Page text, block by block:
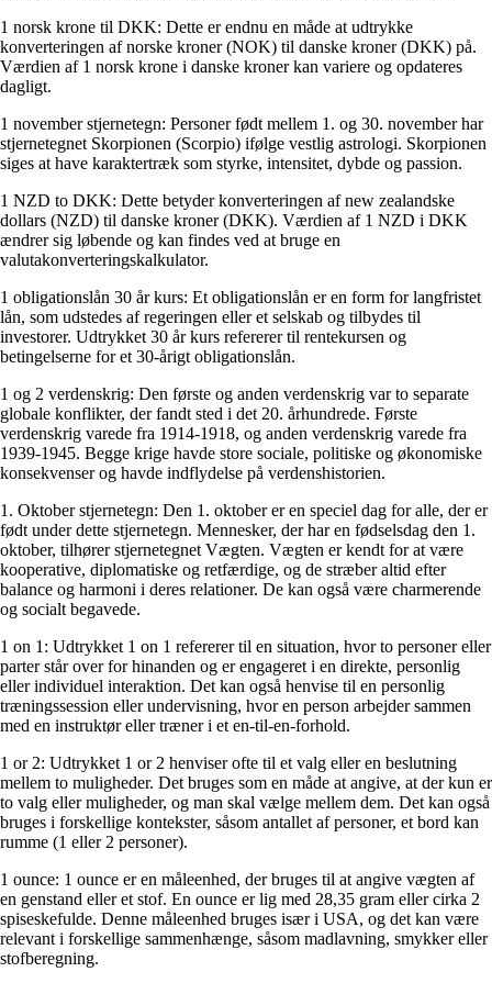
1 norsk krone til DKK: Dette er endnu en måde at udtrykke
konverteringen af norske kroner (NOK) til danske kroner (DKK) på.
Værdien af 1 norsk krone i danske kroner kan variere og opdateres
dagligt.
1 november stjernetegn: Personer født mellem 1. og 30. november har
stjernetegnet Skorpionen (Scorpio) ifølge vestlig astrologi. Skorpionen
siges at have karaktertræk som styrke, intensitet, dybde og passion.
1 NZD to DKK: Dette betyder konverteringen af new zealandske
dollars (NZD) til danske kroner (DKK). Værdien af 1 NZD i DKK
ændrer sig løbende og kan findes ved at bruge en
valutakonverteringskalkulator.
1 obligationslån 30 år kurs: Et obligationslån er en form for langfristet
lån, som udstedes af regeringen eller et selskab og tilbydes til
investorer. Udtrykket 30 år kurs refererer til rentekursen og
betingelserne for et 30-årigt obligationslån.
1 og 2 verdenskrig: Den første og anden verdenskrig var to separate
globale konflikter, der fandt sted i det 20. århundrede. Første
verdenskrig varede fra 1914-1918, og anden verdenskrig varede fra
1939-1945. Begge krige havde store sociale, politiske og økonomiske
konsekvenser og havde indflydelse på verdenshistorien.
1. Oktober stjernetegn: Den 1. oktober er en speciel dag for alle, der er
født under dette stjernetegn. Mennesker, der har en fødselsdag den 1.
oktober, tilhører stjernetegnet Vægten. Vægten er kendt for at være
kooperative, diplomatiske og retfærdige, og de stræber altid efter
balance og harmoni i deres relationer. De kan også være charmerende
og socialt begavede.
1 on 1: Udtrykket 1 on 1 refererer til en situation, hvor to personer eller
parter står over for hinanden og er engageret i en direkte, personlig
eller individuel interaktion. Det kan også henvise til en personlig
træningssession eller undervisning, hvor en person arbejder sammen
med en instruktør eller træner i et en-til-en-forhold.
1 or 2: Udtrykket 1 or 2 henviser ofte til et valg eller en beslutning
mellem to muligheder. Det bruges som en måde at angive, at der kun er
to valg eller muligheder, og man skal vælge mellem dem. Det kan også
bruges i forskellige kontekster, såsom antallet af personer, et bord kan
rumme (1 eller 2 personer).
1 ounce: 1 ounce er en måleenhed, der bruges til at angive vægten af
en genstand eller et stof. En ounce er lig med 28,35 gram eller cirka 2
spiseskefulde. Denne måleenhed bruges især i USA, og det kan være
relevant i forskellige sammenhænge, såsom madlavning, smykker eller
stofberegning.